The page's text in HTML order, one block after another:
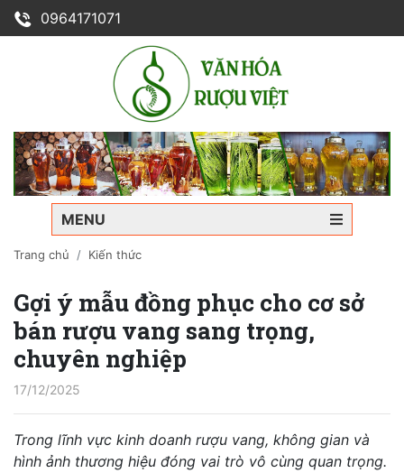
0964171071
MENU
Trang chủ Kiến thức
Gợi ý mẫu đồng phục cho cơ sở
bán rượu vang sang trọng,
chuyên nghiệp
17/12/2025
Trong lĩnh vực kinh doanh rượu vang, không gian và
hình ảnh thương hiệu đóng vai trò vô cùng quan trọng.